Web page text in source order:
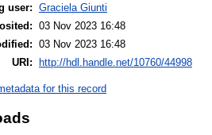
user: Graciela Giunti
03 Nov 2023 16:48
03 Nov 2023 16:48
URI:
http://hdl.handle.net/10760/44998
for this record